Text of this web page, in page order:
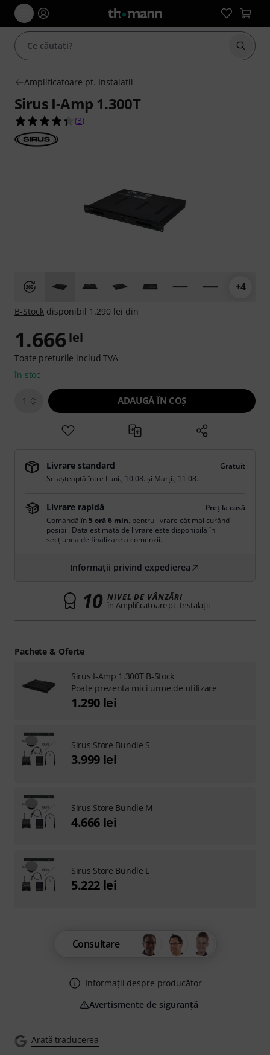
Amplificatoare pt. Instalaţii
Sirus I-Amp 1.300T
4.3 din 5 stele din 3 evaluări ale clienților
(3)
+4
Arată traducerea
B-Stock disponibil 1.290 lei din
1.666 lei
Toate prețurile includ TVA
în stoc
1 ADAUGĂ ÎN COŞ
Livrare standard
Gratuit
Se așteaptă între Luni., 10.08. și Marți., 11.08..
Livrare rapidă
Preț la casă
Comandă în5 oră 6 min. pentru livrare cât mai curând
posibil. Data estimată de livrare este disponibilă în
secțiunea de finalizare a comenzii.
Informații privind expedierea
10 NIVEL DE VÂNZĂRI
în Amplificatoare pt. Instalaţii
Consultare
Informații despre producător
Avertismente de siguranță
Pachete & Oferte
Sirus I-Amp 1.300T B-Stock
Poate prezenta mici urme de utilizare
1.290 lei
Sirus Store Bundle S
3.999 lei
Sirus Store Bundle M
4.666 lei
Sirus Store Bundle L
5.222 lei